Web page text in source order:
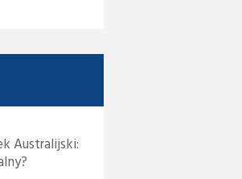
Australijski: